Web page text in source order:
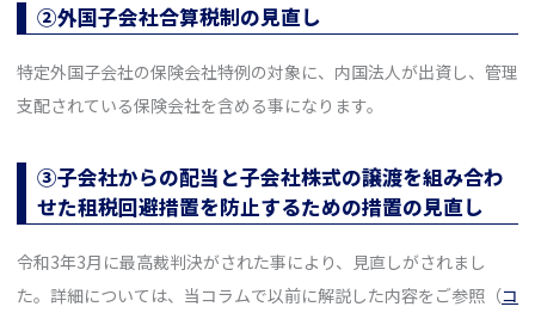
②外国子会社合算税制の見直し
特定外国子会社の保険会社特例の対象に、内国法人が出資し、管理
支配されている保険会社を含める事になります。
③子会社からの配当と子会社株式の譲渡を組み合わ
せた租税回避措置を防止するための措置の見直し
令和3年3月に最高裁判決がされた事により、見直しがされまし
た。詳細については、当コラムで以前に解説した内容をご参照（コ